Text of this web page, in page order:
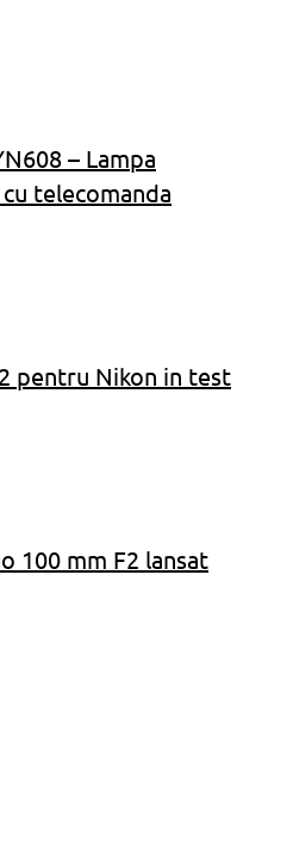
– Lampa
telecomanda
pentru Nikon in test
100 mm F2 lansat